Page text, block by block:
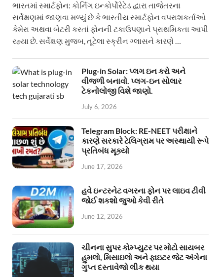
ભારતમાં સ્માર્ટફોન: કોર્નિંગ ઇન્કોર્પોરેટેડ દ્વારા તાજેતરના
સર્વેક્ષણમાં જાણવા મળ્યું છે કે ભારતીય સ્માર્ટફોન વપરાશકર્તાઓ
કેમેરા અથવા બેટરી કરતાં ફોનની ટકાઉપણાને પ્રાથમિકતા આપી
રહ્યા છે. સર્વેક્ષણ મુજબ, તૂટેલા સ્ક્રીન ગ્લાસને કારણે …
Plug-in Solar: પ્લગ ઇન કરો અને
વીજળી બનાવો. પ્લગ-ઇન સોલાર
ટેકનોલોજી વિશે જાણો.
July 6, 2026
Telegram Block: RE-NEET પરીક્ષાને
કારણે સરકારે ટેલિગ્રામ પર અસ્થાયી રૂપે
પ્રતિબંધ મૂક્યો
June 17, 2026
હવે ઇન્ટરનેટ વગરના ફોન પર લાઇવ ટીવી
જોઈ શકશો જુઓ કેવી રીતે
June 12, 2026
ચીનના સુપર કોમ્પ્યુટર પર મોટો સાયબર
હુમલો, મિસાઇલો અને ફાઇટર જેટ અંગેના
ગુપ્ત દસ્તાવેજો લીક થયા